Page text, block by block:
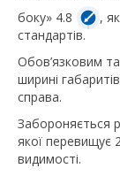
боку» 4.8
,
стандартів.
Обов’язковим
ширині
справа.
Забороняється
якої перевищує
видимості.